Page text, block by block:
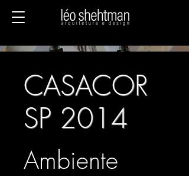
CASACOR
SP 2014
Ambiente